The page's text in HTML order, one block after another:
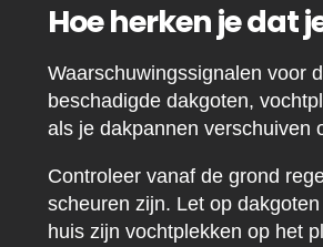
Hoe herken je dat
Waarschuwingssignalen voor
beschadigde dakgoten,
als je dakpannen verschuiven
Controleer vanaf de grond
scheuren zijn. Let op
huis zijn vochtplekken op het